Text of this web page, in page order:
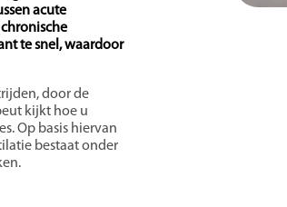
acute
te snel, waardoor
door de
kijkt hoe u
Op basis hiervan
bestaat onder